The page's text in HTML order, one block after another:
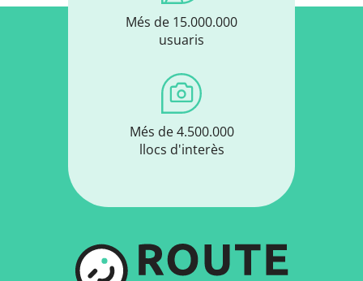
Més de 15.000.000
usuaris
Més de 4.500.000
llocs d'interès